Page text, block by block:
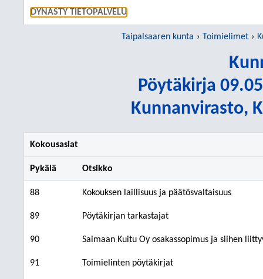
DYNASTY TIETOPALVELU
Taipalsaaren kunta Toimielimet
Pöytäkirja
Kunnanvirasto,
Kokousasiat
Pykälä Otsikko
88 Kokouksen laillisuus ja päätösvaltaisuus
89 Pöytäkirjan tarkastajat
90 Saimaan Kuitu Oy osakassopimus ja siihen
91 Toimielinten pöytäkirjat